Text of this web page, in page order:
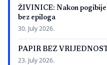
ŽIVINICE: Nakon
bez epiloga
30. July 2026.
PAPIR BEZ
23. July 2026.